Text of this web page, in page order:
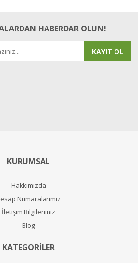
HABERDAR OLUN!
KAYIT OL
KURUMSAL
Hakkımızda
Numaralarımız
İletişim Bilgilerimiz
Blog
KATEGORİLER